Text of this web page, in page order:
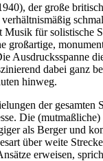
der große
Musik für solistische
großartige,
Ausdrucksspanne
dabei ganz
hinweg.
der
Die
als Berger und
über weite
erweisen,